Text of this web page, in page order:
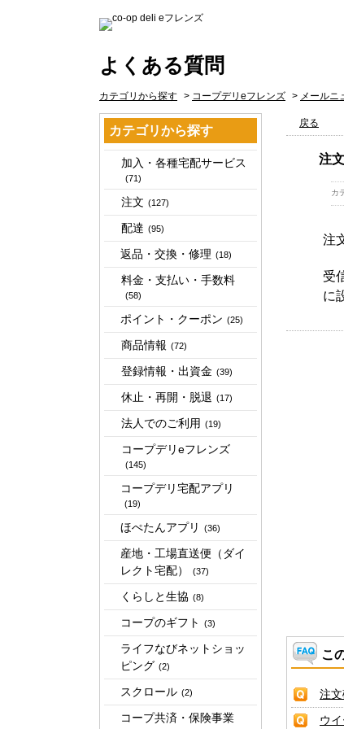
よくある質問
カテゴリから探す > コープデリeフレンズ > メールニ
カテゴリから探す
加入・各種宅配サービス
(71)
注文 (127)
配達 (95)
返品・交換・修理 (18)
料金・支払い・手数料
(58)
ポイント・クーポン (25)
商品情報 (72)
登録情報・出資金 (39)
休止・再開・脱退 (17)
法人でのご利用 (19)
コープデリeフレンズ
(145)
コープデリ宅配アプリ
(19)
ほぺたんアプリ (36)
産地・工場直送便（ダイ
レクト宅配）
(37)
くらしと生協 (8)
コープのギフト (3)
ライフなびネットショッ
ピング (2)
スクロール (2)
コープ共済・保険事業
戻る
注
カ
注
受
に
こ
注
ウ